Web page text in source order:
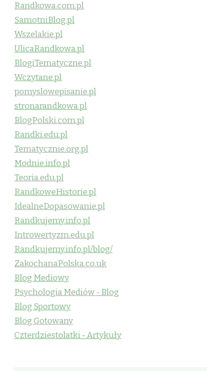
Randkowa.com.pl
SamotniBlog.pl
Wszelakie.pl
UlicaRandkowa.pl
BlogiTematyczne.pl
Wczytane.pl
pomyslowepisanie.pl
stronarandkowa.pl
BlogPolski.com.pl
Randki.edu.pl
Tematycznie.org.pl
Modnie.info.pl
Teoria.edu.pl
RandkoweHistorie.pl
IdealneDopasowanie.pl
Randkujemy.info.pl
Introwertyzm.edu.pl
Randkujemy.info.pl/blog/
ZakochanaPolska.co.uk
Blog Mediowy
Psychologia Mediów - Blog
Blog Sportowy
Blog Gotowany
Czterdziestolatki - Artykuły